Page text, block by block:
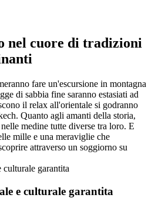
nel cuore di tradizioni
fare un'escursione in montagna
di sabbia fine saranno estasiati ad
il relax all'orientale si godranno
Quanto agli amanti della storia,
medine tutte diverse tra loro. E
mille e una meraviglie che
attraverso un soggiorno su
e culturale garantita